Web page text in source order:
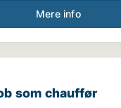
Mere info
chauffør
som chauffør